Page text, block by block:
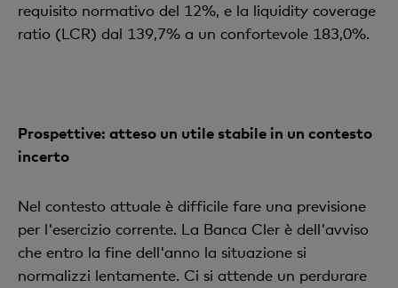
requisito normativo del 12%, e la liquidity coverage
ratio (LCR) dal 139,7% a un confortevole 183,0%.
Prospettive: atteso un utile stabile in un contesto
incerto
Nel contesto attuale è difficile fare una previsione
per l'esercizio corrente. La Banca Cler è dell'avviso
che entro la fine dell'anno la situazione si
normalizzi lentamente. Ci si attende un perdurare